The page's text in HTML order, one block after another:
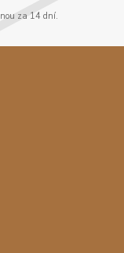
za 14 dní.